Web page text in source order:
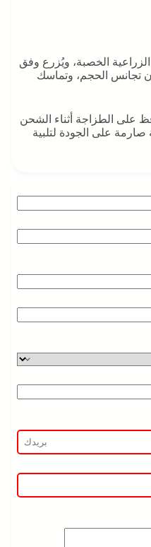
الخصبة، ويُزرع وفق
تجانس الحجم، وتماسك
على الطزاجة أثناء الشحن
على الجودة لتلبية